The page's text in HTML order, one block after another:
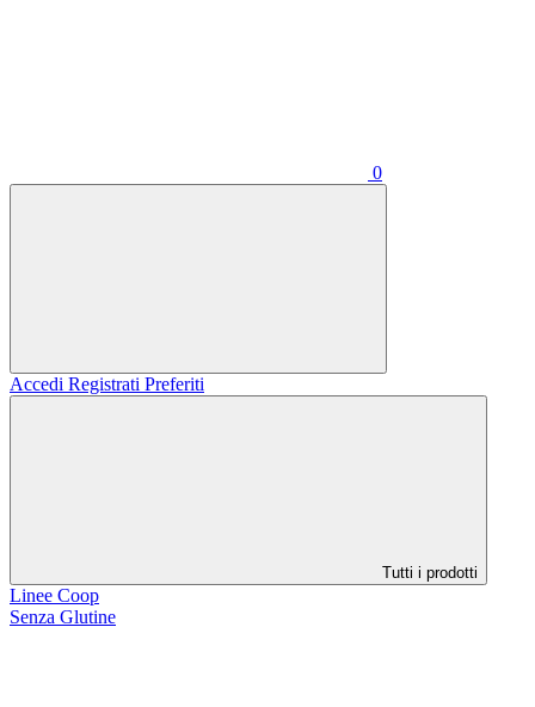
0
Accedi Registrati Preferiti
Tutti i prodotti
Linee Coop
Senza Glutine